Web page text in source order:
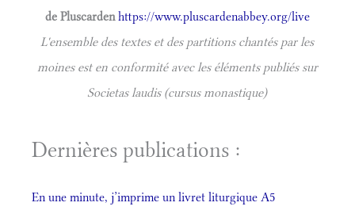
de Pluscardenhttps://www.pluscardenabbey.org/live
L'ensemble des textes et des partitions chantés par les
moines est en conformité avec les éléments publiés sur
Societas laudis (cursus monastique)
Dernières publications :
En une minute, j’imprime un livret liturgique A5